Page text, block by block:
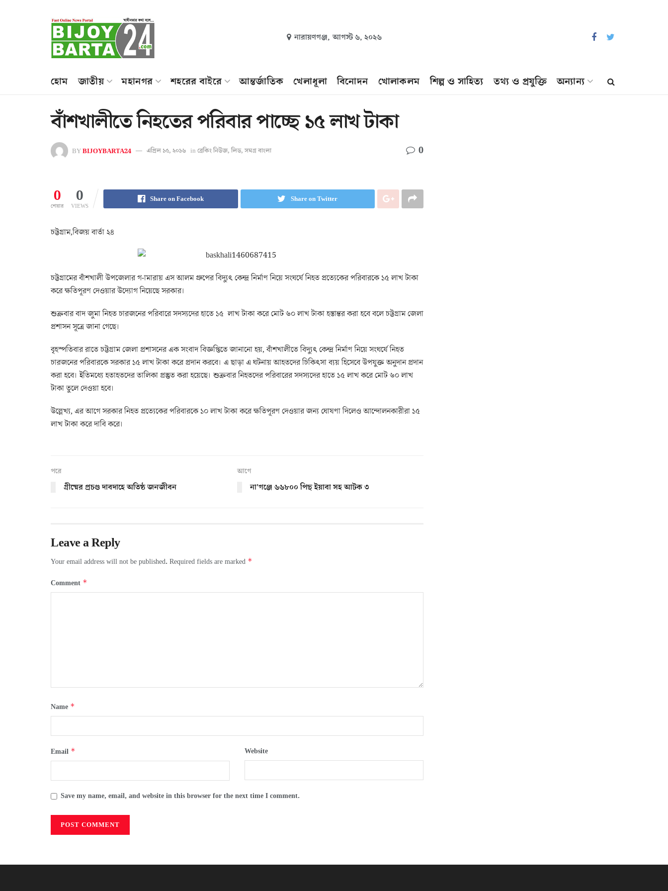
নারায়ণগঞ্জ, আগস্ট ৬, ২০২৬
হোম জাতীয় মহানগর শহরের বাইরে আন্তর্জাতিক খেলাধূলা বিনোদন খোলাকলম শিল্প ও সাহিত্য তথ্য ও প্রযুক্তি অন্যান্য
বাঁশখালীতে নিহতের পরিবার পাচ্ছে ১৫ লাখ টাকা
BYBIJOYBARTA24 এপ্রিল ১৫, ২০১৬ in ব্রেকিং নিউজ, লিড, সমগ্র বাংলা 0
0
শেয়ার
0
VIEWS
Share on Facebook Share on Twitter
চট্টগ্রাম,বিজয় বার্তা ২৪
চট্টগ্রামের বাঁশখালী উপজেলার গ-ামারায় এস আলম গ্রুপের বিদ্যুৎ কেন্দ্র নির্মাণ নিয়ে সংঘর্ষে নিহত প্রত্যেকের পরিবারকে ১৫ লাখ টাকা
করে ক্ষতিপূরণ দেওয়ার উদ্যোগ নিয়েছে সরকার।
শুক্রবার বাদ জুমা নিহত চারজনের পরিবারে সদস্যদের হাতে ১৫ লাখ টাকা করে মোট ৬০ লাখ টাকা হস্তান্তর করা হবে বলে চট্টগ্রাম জেলা
প্রশাসন সূত্রে জানা গেছে।
বৃহস্পতিবার রাতে চট্টগ্রাম জেলা প্রশাসনের এক সংবাদ বিজ্ঞপ্তিতে জানানো হয়, বাঁশখালীতে বিদ্যুৎ কেন্দ্র নির্মাণ নিয়ে সংঘর্ষে নিহত
চারজনের পরিবারকে সরকার ১৫ লাখ টাকা করে প্রদান করবে। এ ছাড়া এ ঘটনায় আহতদের চিকিৎসা ব্যয় হিসেবে উপযুক্ত অনুদান প্রদান
করা হবে। ইতিমধ্যে হতাহতদের তালিকা প্রস্তুত করা হয়েছে। শুক্রবার নিহতদের পরিবারের সদস্যদের হাতে ১৫ লাখ করে মোট ৬০ লাখ
টাকা তুলে দেওয়া হবে।
উল্লেখ্য, এর আগে সরকার নিহত প্রত্যেকের পরিবারকে ১০ লাখ টাকা করে ক্ষতিপূরণ দেওয়ার জন্য ঘোষণা দিলেও আন্দোলনকারীরা ১৫
লাখ টাকা করে দাবি করে।
পরে
গ্রীষ্মের প্রচণ্ড দাবদাহে অতিষ্ঠ জনজীবন
আগে
না’গঞ্জে ৬৬৮০০ পিছ ইয়াবা সহ আটক ৩
Leave a Reply
Your email address will not be published. Required fields are marked *
Comment *
Name *
Email * Website
Save my name, email, and website in this browser for the next time I comment.